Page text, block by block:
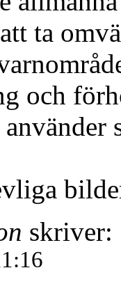
ta
och
skriver: